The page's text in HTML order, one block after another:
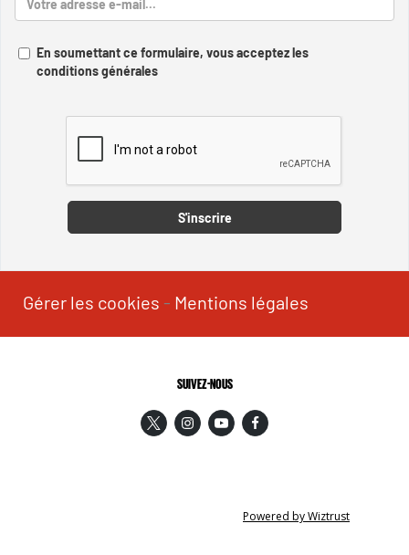
En soumettant ce formulaire, vous acceptez les
conditions générales
S'inscrire
Gérer les cookies - Mentions légales
SUIVEZ-NOUS
Powered by Wiztrust